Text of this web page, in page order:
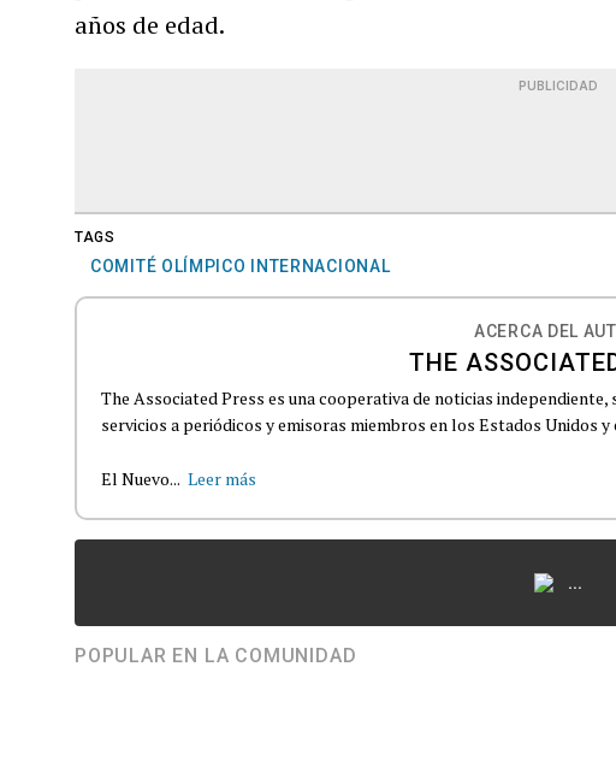
años de edad.
PUBLICIDAD
TAGS
COMITÉ OLÍMPICO INTERNACIONAL
ACERCA DEL
THE
The Associated Press es una cooperativa de noticias independiente,
servicios a periódicos y emisoras miembros en los Estados Unidos
El Nuevo... Leer más
...
POPULAR EN LA COMUNIDAD